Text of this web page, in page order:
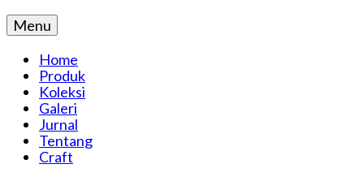
Menu
Home
Produk
Koleksi
Galeri
Jurnal
Tentang
Craft